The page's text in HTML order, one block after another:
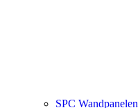
SPC Wandpanelen